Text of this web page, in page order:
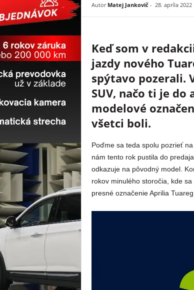
Autor Matej Jankovič- 28. apríla 2022
Keď som v
jazdy nového
spýtavo pozerali.
SUV, načo ti je do
modelové
všetci boli.
Poďme sa teda spolu pozrieť
nám tento rok pustila do
odkazuje na pôvodný model.
rokov minulého storočia, kde
presné označenie Aprilia Tuareg